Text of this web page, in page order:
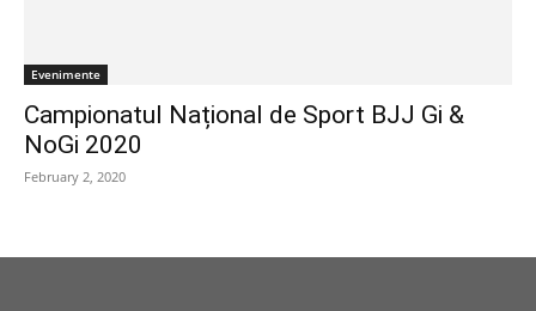
Evenimente
Campionatul Național de Sport BJJ Gi &
NoGi 2020
February 2, 2020